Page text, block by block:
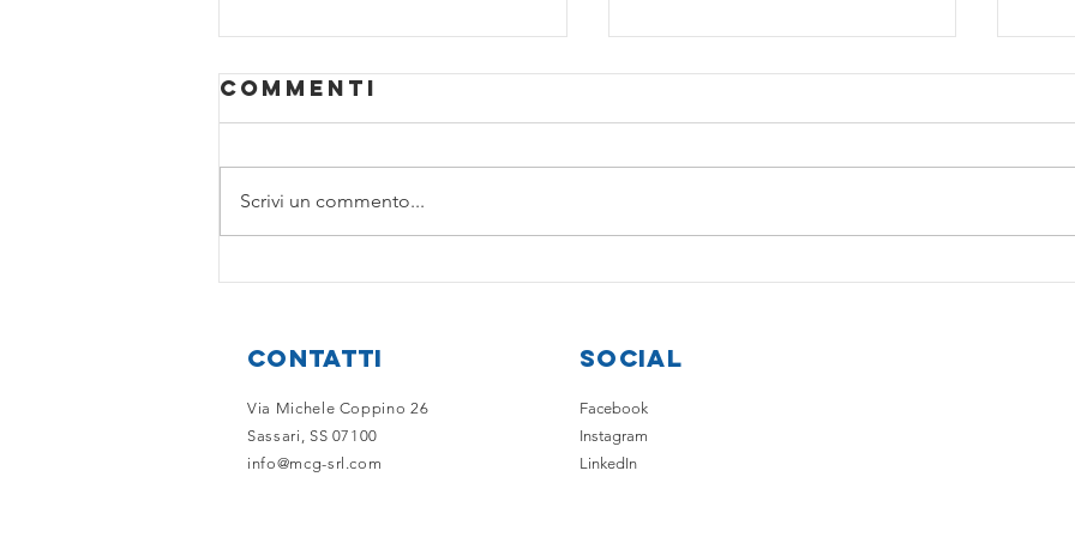
Contributi per
maggio
***SPAM***
CULTURA
Commenti
Scrivi un commento...
CONTATTI
Via Michele Coppino 26
Sassari, SS 07100
info@mcg-srl.com
SOCIAL
Facebook
Instagram
LinkedIn